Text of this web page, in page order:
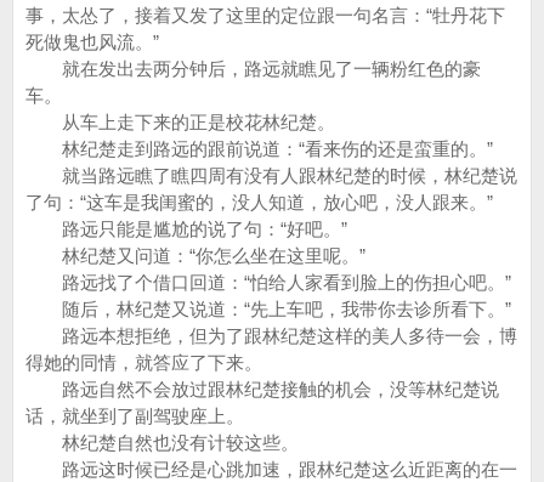
事，太怂了，接着又发了这里的定位跟一句名言：“牡丹花下
死做鬼也风流。”
就在发出去两分钟后，路远就瞧见了一辆粉红色的豪
车。
从车上走下来的正是校花林纪楚。
林纪楚走到路远的跟前说道：“看来伤的还是蛮重的。”
就当路远瞧了瞧四周有没有人跟林纪楚的时候，林纪楚说
了句：“这车是我闺蜜的，没人知道，放心吧，没人跟来。”
路远只能是尴尬的说了句：“好吧。”
林纪楚又问道：“你怎么坐在这里呢。”
路远找了个借口回道：“怕给人家看到脸上的伤担心吧。”
随后，林纪楚又说道：“先上车吧，我带你去诊所看下。”
路远本想拒绝，但为了跟林纪楚这样的美人多待一会，博
得她的同情，就答应了下来。
路远自然不会放过跟林纪楚接触的机会，没等林纪楚说
话，就坐到了副驾驶座上。
林纪楚自然也没有计较这些。
路远这时候已经是心跳加速，跟林纪楚这么近距离的在一